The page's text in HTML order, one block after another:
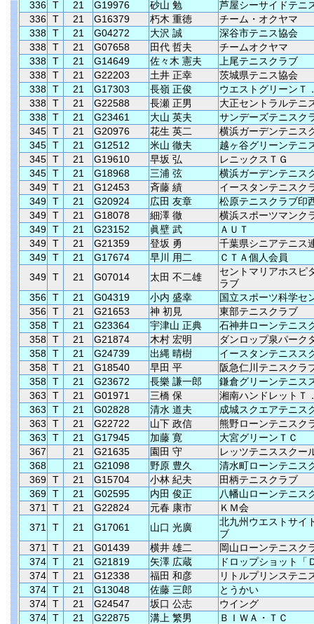
336 T 21 G19976 砂山 勉
芦屋シーサイドテニ
336 T 21 G16379 朽木 重徳
チーム・オクヤマ
338 T 21 G04272 大沢 誠
深谷市テニス協会
338 T 21 G07658 田代 哲夫
チームオクヤマ
338 T 21 G14649 佐々木 憲夫
上尾テニスクラブ
338 T 21 G22203 土井 正幸
茨城県テニス協会
338 T 21 G17303 長嶺 正俊
ウエストグリーンＴ
338 T 21 G22588 長瀬 正男
大正セントラルテニ
338 T 21 G23461 大山 英夫
サンデーズテニスク
345 T 21 G20976 花生 英二
横浜ガーデンテニス
345 T 21 G12512 米山 徹夫
越ヶ谷グリーンテニ
345 T 21 G19610 早坂 弘
レニックスＴＧ
345 T 21 G18968 三浦 弦
横浜ガーデンテニス
349 T 21 G12453 斉藤 績
イースタンテニスク
349 T 21 G20924 広田 友章
松原テニスクラブ印
349 T 21 G18078 細澤 徹
横浜スポーツマンク
349 T 21 G23152 眞壁 武
ＡＵＴ
349 T 21 G21359 登坂 勇
千葉県シニアテニス
349 T 21 G17674 早川 用二
ＣＴＡ個人会員
349 T 21 G07014 太田 不二雄
セントマリアホスピ
ラブ
356 T 21 G04319 小内 盛幸
国立スポーツ科学セ
356 T 21 G21653 神 初見
東部テニスクラブ
358 T 21 G23364 宇津山 正典
石神井ローンテニス
358 T 21 G21874 木村 宏明
ダンロップ泉パーク
358 T 21 G24739 出縄 晴樹
イースタンテニスス
358 T 21 G18540 早田 平
阪急仁川テニスクラ
358 T 21 G23672 長樂 謙一郎
鎌倉グリーンテニス
363
T 21 G01971 三橋 保
湘南ハンドレットＴ
363
T 21 G02828 清水 道夫
成城スクエアテニス
363
T 21 G22722 山下 政信
熊野ローンテニスク
363
T 21 G17945 加藤 寛
大宮グリーンＴＣ
367
21 G21635 園田 守
レッツテニススクー
368
21 G21098 野原 豊久
清水町ローンテニス
369 T 21 G15704 小林 紀夫
田柄テニスクラブ
369 T 21 G02595 内田 俊正
八幡山ローンテニス
371
T 21 G22824 元春 康市
ＫＭ会
371
T 21 G17061 山口 光廣
北九州ウエストサイ
ブ
371
T 21 G01439 横井 雄二
岡山ローンテニスク
374 T 21 G21819 矢澤 広蔵
ドロップショット「
374 T 21 G12338 福田 和彦
リトルプリンステニ
374 T 21 G13048 佐藤 三郎
とうかい
374 T 21 G24547 坂口 公志
ウイング
374 T 21 G22875 溝上 繁男
ＢＩＷＡ・ＴＣ